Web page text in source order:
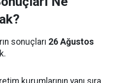
sonuçları 26 Ağustos